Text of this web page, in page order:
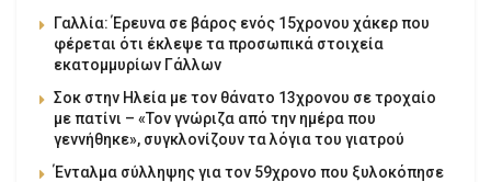
Γαλλία: Έρευνα σε βάρος ενός 15χρονου χάκερ που
φέρεται ότι έκλεψε τα προσωπικά στοιχεία
εκατομμυρίων Γάλλων
Σοκ στην Ηλεία με τον θάνατο 13χρονου σε τροχαίο
με πατίνι – «Τον γνώριζα από την ημέρα που
γεννήθηκε», συγκλονίζουν τα λόγια του γιατρού
Ένταλμα σύλληψης για τον 59χρονο που ξυλοκόπησε